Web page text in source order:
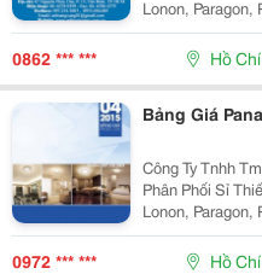
Lonon, Paragon,
Phối Đèn Chiếu
Fata Lighting,
0862 *** *** Hồ
Bảng Giá
Công Ty Tnhh
Phân Phối Sỉ
Lonon, Paragon,
Phối Đèn Chiếu
Sano, Quốc
0972 *** *** Hồ